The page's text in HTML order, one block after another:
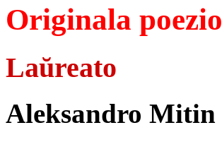
Originala poezio
Laŭreato
Aleksandro Mitin